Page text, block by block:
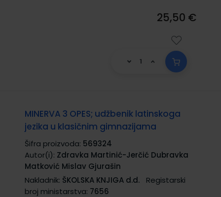
25,50 €
MINERVA 3 OPES; udžbenik latinskoga
jezika u klasičnim gimnazijama
Šifra proizvoda: 569324
Autor(i): Zdravka Martinić-Jerčić Dubravka
Matković Mislav Gjurašin
Nakladnik: ŠKOLSKA KNJIGA d.d.
Registarski
broj ministarstva: 7656